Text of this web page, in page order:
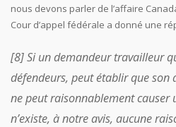
nous devons parler de l’affaire
Cour d’appel fédérale a donné une
[8] Si un demandeur travailleur
défendeurs, peut établir que son
ne peut raisonnablement causer
n’existe, à notre avis, aucune